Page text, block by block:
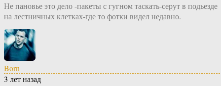
Не пановье это дело -пакеты с гугном таскать-серут в подьезде
на лестничных клетках-где то фотки видел недавно.
Born
3 лет назад